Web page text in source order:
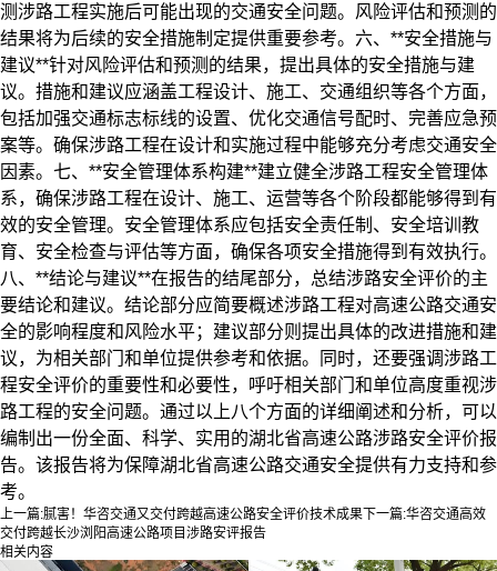
测涉路工程实施后可能出现的交通安全问题。风险评估和预测的
结果将为后续的安全措施制定提供重要参考。六、**安全措施与
建议**针对风险评估和预测的结果，提出具体的安全措施与建
议。措施和建议应涵盖工程设计、施工、交通组织等各个方面，
包括加强交通标志标线的设置、优化交通信号配时、完善应急预
案等。确保涉路工程在设计和实施过程中能够充分考虑交通安全
因素。七、**安全管理体系构建**建立健全涉路工程安全管理体
系，确保涉路工程在设计、施工、运营等各个阶段都能够得到有
效的安全管理。安全管理体系应包括安全责任制、安全培训教
育、安全检查与评估等方面，确保各项安全措施得到有效执行。
八、**结论与建议**在报告的结尾部分，总结涉路安全评价的主
要结论和建议。结论部分应简要概述涉路工程对高速公路交通安
全的影响程度和风险水平；建议部分则提出具体的改进措施和建
议，为相关部门和单位提供参考和依据。同时，还要强调涉路工
程安全评价的重要性和必要性，呼吁相关部门和单位高度重视涉
路工程的安全问题。通过以上八个方面的详细阐述和分析，可以
编制出一份全面、科学、实用的湖北省高速公路涉路安全评价报
告。该报告将为保障湖北省高速公路交通安全提供有力支持和参
考。
上一篇:腻害！华咨交通又交付跨越高速公路安全评价技术成果下一篇:华咨交通高效
交付跨越长沙浏阳高速公路项目涉路安评报告
相关内容